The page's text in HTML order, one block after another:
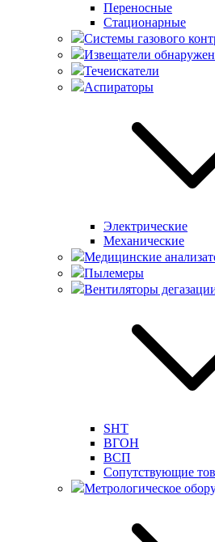
Переносные
Стационарные
Системы газового
Извещатели
Течеискатели
Аспираторы
Электрические
Механические
Медицинские
Пылемеры
Вентиляторы
SHT
ВГОН
ВСП
Сопутствующие
Метрологическое